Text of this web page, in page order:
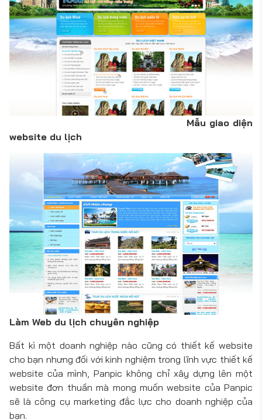
Mẫu giao diện
website du lịch
Làm Web du lịch chuyên nghiệp
Bất kì một doanh nghiệp nào cũng có thiết kế website
cho bạn nhưng đối với kinh nghiệm trong lĩnh vực thiết kế
website của mình, Panpic không chỉ xây dựng lên một
website đơn thuần mà mong muốn website của Panpic
sẽ là công cụ marketing đắc lực cho doanh nghiệp của
bạn.